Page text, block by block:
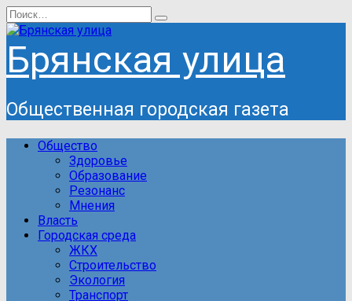
Перейти
к
содержанию
Search
for:
Брянская улица
Общественная городская газета
Общество
Здоровье
Образование
Резонанс
Мнения
Власть
Городская среда
ЖКХ
Строительство
Экология
Транспорт